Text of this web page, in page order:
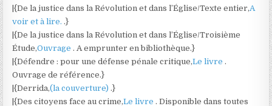
|{De la justice dans la Révolution et dans l’Église/Texte entier,A
voir et à lire..}
|{De la justice dans la Révolution et dans l’Église/Troisième
Étude,Ouvrage. A emprunter en bibliothèque.}
|{Défendre : pour une défense pénale critique,Le livre.
Ouvrage de référence.}
|{Derrida,(la couverture).}
|{Des citoyens face au crime,Le livre. Disponible dans toutes